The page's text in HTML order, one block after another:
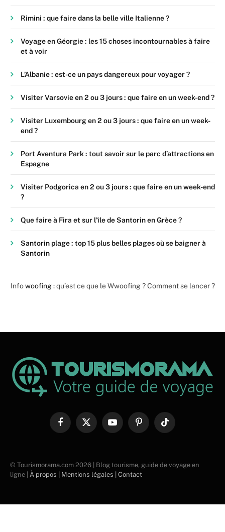
Rimini : que faire dans la belle ville Italienne ?
Voyage en Géorgie : les 15 choses incontournables à faire
et à voir
L’Albanie : est-ce un pays dangereux pour voyager ?
Visiter Varsovie en 2 ou 3 jours : que faire en un week-end ?
Visiter Luxembourg en 2 ou 3 jours : que faire en un week-
end ?
Port Aventura Park : tout savoir sur le parc d’attractions en
Espagne
Visiter Podgorica en 2 ou 3 jours : que faire en un week-end
?
Que faire à Fira et sur l’île de Santorin en Grèce ?
Santorin plage : top 15 plus belles plages où se baigner à
Santorin
Infowoofing: qu’est ce que le Wwoofing ? Comment se lancer ?
FacebookX
YouTubePinterestTikTok
© Tourismorama.com 2026 | Blog tourisme, guide de voyage en
ligne | À propos | Mentions légales | Contact